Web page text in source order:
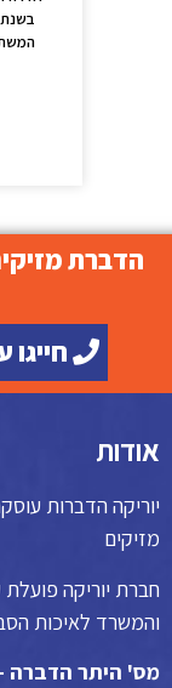
חייגו עכשיו
אודות
יוריקה הדברות
מזיקים
חברת יוריקה
והמשרד לאיכות
מס' היתר הדברה –